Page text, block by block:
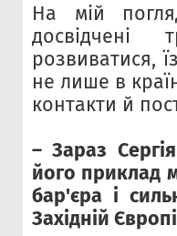
На мій
досвідчені
розвиватися,
не лише в
контакти й
– Зараз
його приклад
бар'єра і
Західній